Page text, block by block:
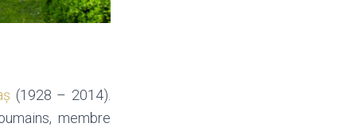
(1928 – 2014).
membre